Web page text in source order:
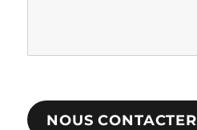
NOUS CONTACTER